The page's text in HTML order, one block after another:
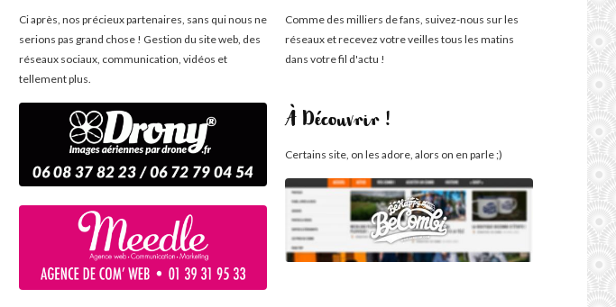
Ci après, nos précieux partenaires, sans qui nous ne
serions pas grand chose ! Gestion du site web, des
réseaux sociaux, communication, vidéos et
tellement plus.
Comme des milliers de fans, suivez-nous sur les
réseaux et recevez votre veilles tous les matins
dans votre fil d'actu !
À Découvrir !
Certains site, on les adore, alors on en parle ;)